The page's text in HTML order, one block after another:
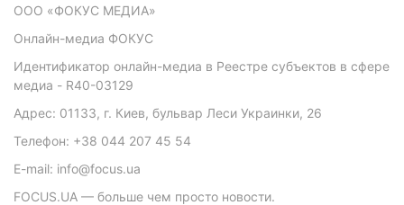
ООО «ФОКУС МЕДИА»
Онлайн-медиа ФОКУС
Идентификатор онлайн-медиа в Реестре субъектов в сфере
медиа - R40-03129
Адрес: 01133, г. Киев, бульвар Леси Украинки, 26
Телефон: +38 044 207 45 54
E-mail: info@focus.ua
FOCUS.UA — больше чем просто новости.